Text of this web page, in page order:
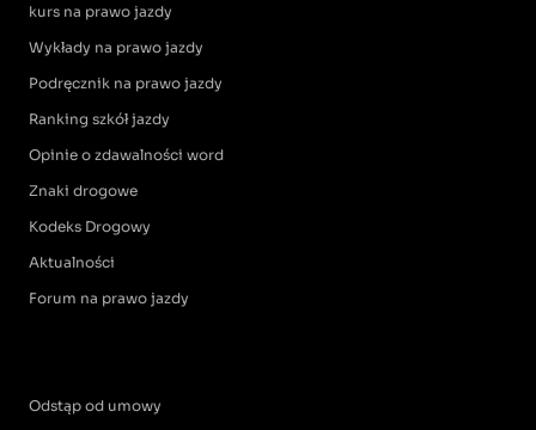
kurs na prawo jazdy
Wykłady na prawo jazdy
Podręcznik na prawo jazdy
Ranking szkół jazdy
Opinie o zdawalności word
Znaki drogowe
Kodeks Drogowy
Aktualności
Forum na prawo jazdy
Odstąp od umowy